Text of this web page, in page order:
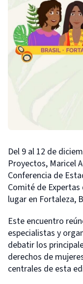
Del 9 al 12 de
Proyectos, Maricel
Conferencia de
Comité de Expertas
lugar en Fortaleza,
Este encuentro
especialistas y
debatir los
derechos de
centrales de esta